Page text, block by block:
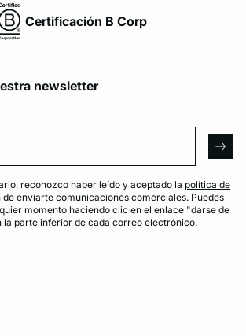
Certificación B Corp
newsletter
reconozco haber leído y aceptado la política de
de enviarte comunicaciones comerciales. Puedes
momento haciendo clic en el enlace "darse de
la parte inferior de cada correo electrónico.